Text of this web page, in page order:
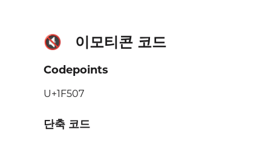
🔇 이모티콘 코드
Codepoints
U+1F507
단축 코드